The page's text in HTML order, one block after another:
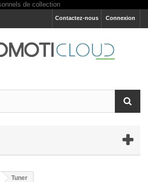
Connexion
Contactez-nous
Tuner